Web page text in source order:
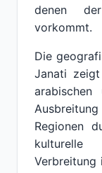
denen
vorkommt.
Die
Janati
Regionen
kulturelle
Verbreitung